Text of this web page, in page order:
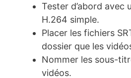
Tester d’abord avec
H.264 simple.
Placer les fichiers
dossier que les
Nommer les sous-
vidéos.